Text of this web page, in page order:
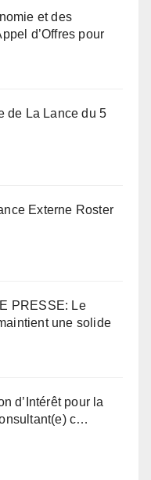
et des
d’Offres pour
de La Lance du 5
Externe Roster
PRESSE: Le
une solide
d’Intérêt pour la
c…